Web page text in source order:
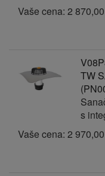
Vaše cena: 2
TW
s
Vaše cena: 2